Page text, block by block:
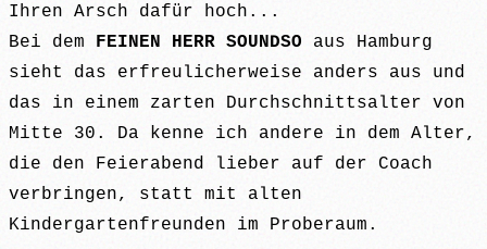
Ihren Arsch dafür hoch...
Bei dem FEINEN HERR SOUNDSO aus Hamburg
sieht das erfreulicherweise anders aus und
das in einem zarten Durchschnittsalter von
Mitte 30. Da kenne ich andere in dem Alter,
die den Feierabend lieber auf der Coach
verbringen, statt mit alten
Kindergartenfreunden im Proberaum.